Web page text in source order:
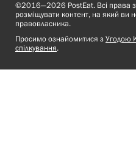
©2016—2026 PostEat. Всі права
розміщувати контент, на який ви
правовласника.
Просимо ознайомитися з Угодою
спілкування.